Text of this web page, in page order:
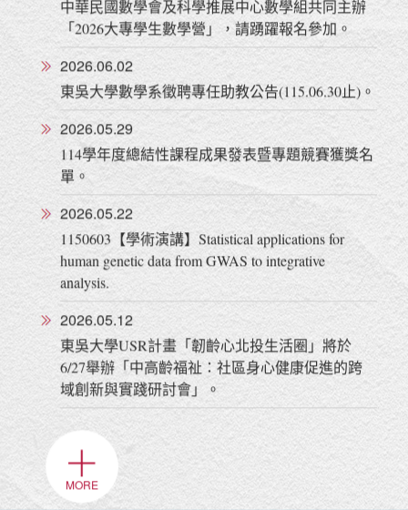
中華民國數學會及科學推展中心數學組共同主辦
「2026大專學生數學營」，請踴躍報名參加。
2026.06.02
東吳大學數學系徵聘專任助教公告(115.06.30止)。
2026.05.29
114學年度總結性課程成果發表暨專題競賽獲獎名
單。
2026.05.22
1150603【學術演講】Statistical applications for
human genetic data from GWAS to integrative
analysis.
2026.05.12
東吳大學USR計畫「韌齡心北投生活圈」將於
6/27舉辦「中高齡福祉：社區身心健康促進的跨
域創新與實踐研討會」。
＋
MORE